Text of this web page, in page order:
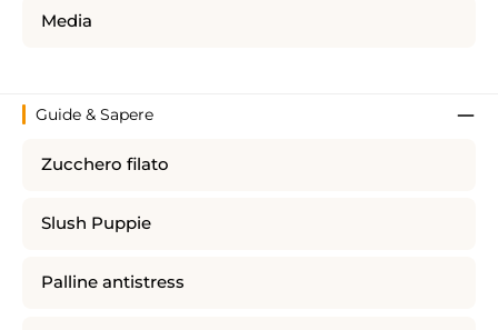
Media
Guide & Sapere
Zucchero filato
Slush Puppie
Palline antistress